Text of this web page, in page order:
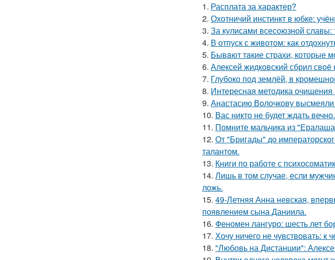
1. Расплата за характер?
2. Охотничий инстинкт в юбке:
3. За кулисами всесоюзной
4. В отпуск с животом: как
5. Бывaют тaкие страхи, которые
6. Алексей жидковский сбрил
7. Глубоко под землёй, в
8. Интересная методика
9. Анастасию Волочкову
10. Вас никто не будет ждать вечно.
11. Помните мальчика из
12. От "Бригады" до
талантом.
13. Книги по работе с
14. Лишь в том случае, если
ложь.
15. 49-Летняя Анна невская,
появлением сына Даниила.
16. Феномен лангуро: шесть лет
17. Хочу ничего не чувствовать: к
18. "Любовь на Дистанции":